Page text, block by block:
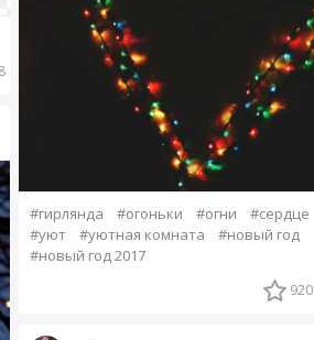
#гирлянда #огоньки #огни
#сердце
#уют
#уютная комната
#новый год
#новый год 2017
920